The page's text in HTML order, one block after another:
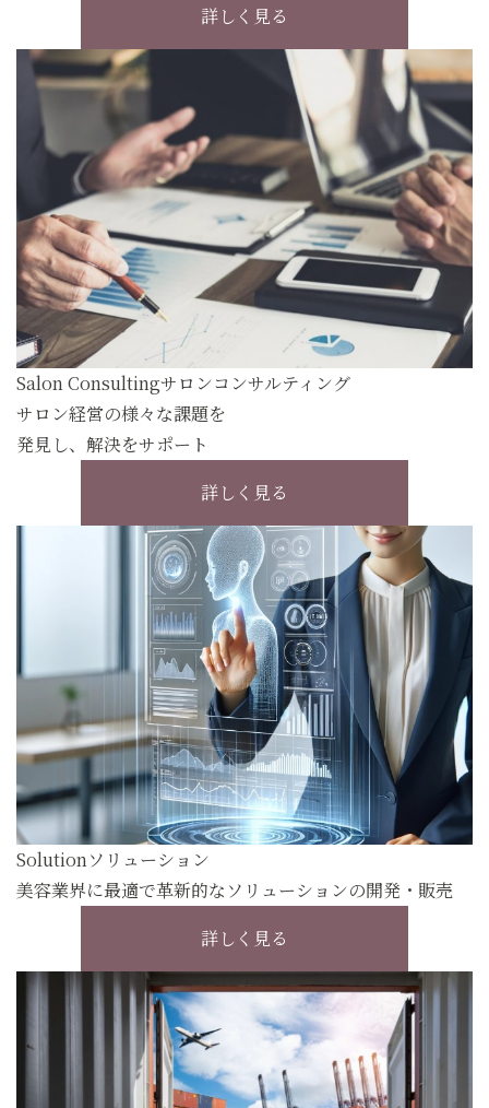
詳しく見る
Salon Consultingサロンコンサルティング
サロン経営の様々な課題を
発見し、解決をサポート
詳しく見る
Solutionソリューション
美容業界に最適で革新的なソリューションの開発・販売
詳しく見る